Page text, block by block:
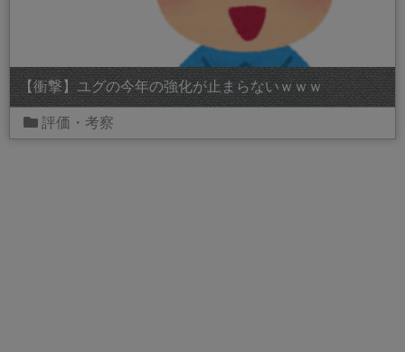
【衝撃】ユグの今年の強化が止まらないｗｗｗ
評価・考察